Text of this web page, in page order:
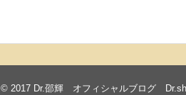
© 2017 Dr.邵輝 オフィシャルブログ